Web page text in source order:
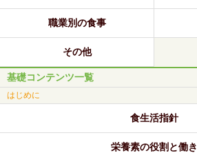
職業別の食事
その他
基礎コンテンツ一覧
はじめに
食生活指針
栄養素の役割と働き